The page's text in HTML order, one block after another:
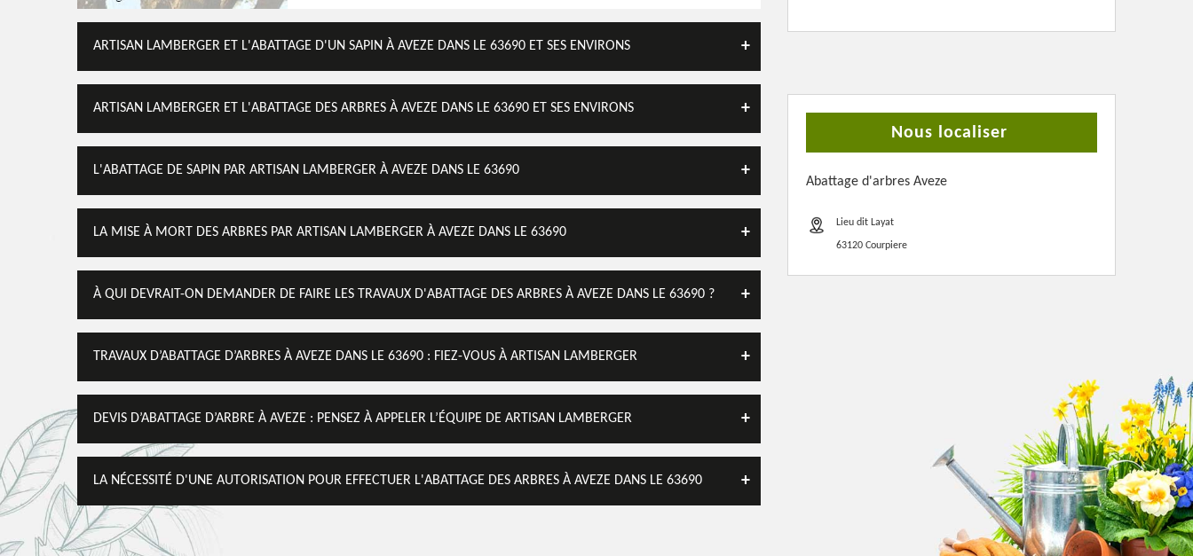
ARTISAN LAMBERGER ET L'ABATTAGE D'UN SAPIN À AVEZE DANS LE 63690 ET SES ENVIRONS
ARTISAN LAMBERGER ET L'ABATTAGE DES ARBRES À AVEZE DANS LE 63690 ET SES ENVIRONS
L'ABATTAGE DE SAPIN PAR ARTISAN LAMBERGER À AVEZE DANS LE 63690
LA MISE À MORT DES ARBRES PAR ARTISAN LAMBERGER À AVEZE DANS LE 63690
À QUI DEVRAIT-ON DEMANDER DE FAIRE LES TRAVAUX D'ABATTAGE DES ARBRES À AVEZE DANS LE 63690 ?
TRAVAUX D’ABATTAGE D’ARBRES À AVEZE DANS LE 63690 : FIEZ-VOUS À ARTISAN LAMBERGER
DEVIS D’ABATTAGE D’ARBRE À AVEZE : PENSEZ À APPELER L’ÉQUIPE DE ARTISAN LAMBERGER
LA NÉCESSITÉ D'UNE AUTORISATION POUR EFFECTUER L'ABATTAGE DES ARBRES À AVEZE DANS LE 63690
Nous localiser
Abattage d'arbres Aveze
Lieu dit Layat
63120 Courpiere